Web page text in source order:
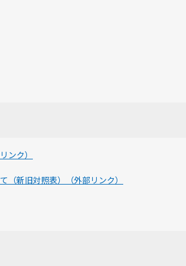
ンク）
新旧対照表）（外部リンク）